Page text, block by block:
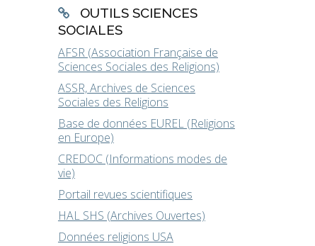
OUTILS SCIENCES
SOCIALES
AFSR (Association Française de
Sciences Sociales des Religions)
ASSR, Archives de Sciences
Sociales des Religions
Base de données EUREL (Religions
en Europe)
CREDOC (Informations modes de
vie)
Portail revues scientifiques
HAL SHS (Archives Ouvertes)
Données religions USA